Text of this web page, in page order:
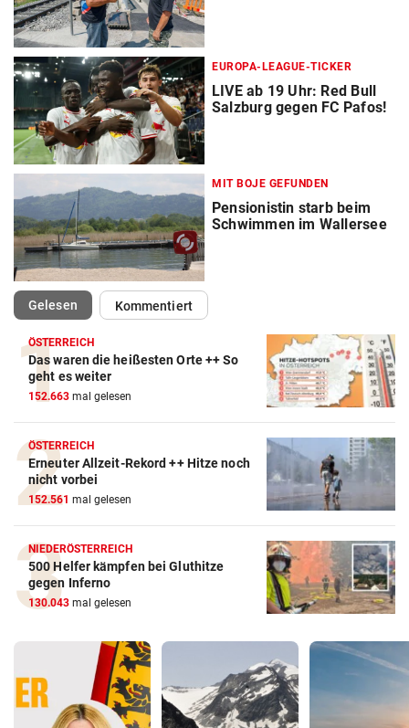
EUROPA-LEAGUE-TICKER
LIVE ab 19 Uhr: Red Bull
Salzburg gegen FC Pafos!
MIT BOJE GEFUNDEN
Pensionistin starb beim
Schwimmen im Wallersee
Gelesen(ausgewählt)Kommentiert
ÖSTERREICH
Das waren die heißesten Orte ++ So
geht es weiter
152.663 mal gelesen
ÖSTERREICH
Erneuter Allzeit-Rekord ++ Hitze noch
nicht vorbei
152.561 mal gelesen
NIEDERÖSTERREICH
500 Helfer kämpfen bei Gluthitze
gegen Inferno
130.043 mal gelesen